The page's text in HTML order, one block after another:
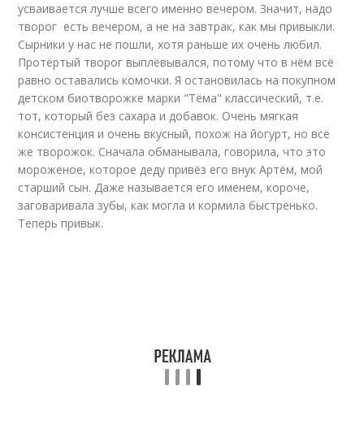
усваивается лучше всего именно вечером. Значит, надо
творог есть вечером, а не на завтрак, как мы привыкли.
Сырники у нас не пошли, хотя раньше их очень любил.
Протёртый творог выплёвывался, потому что в нём всё
равно оставались комочки. Я остановилась на покупном
детском биотворожке марки "Тёма" классический, т.е.
тот, который без сахара и добавок. Очень мягкая
консистенция и очень вкусный, похож на йогурт, но всё
же творожок. Сначала обманывала, говорила, что это
мороженое, которое деду привёз его внук Артём, мой
старший сын. Даже называется его именем, короче,
заговаривала зубы, как могла и кормила быстренько.
Теперь привык.